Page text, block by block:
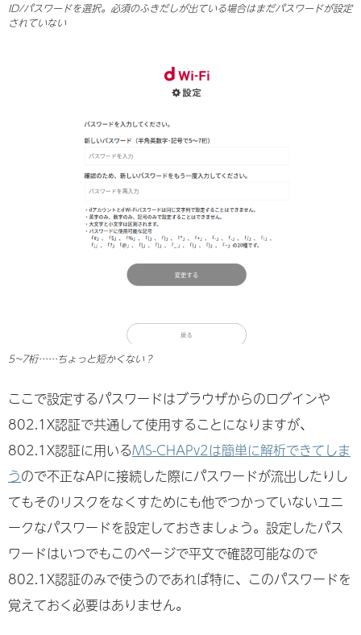
ID/パスワードを選択。必須のふきだしが出ている場合はまだパスワードが設定
されていない
5~7桁……ちょっと短かくない？
ここで設定するパスワードはブラウザからのログインや
802.1X認証で共通して使用することになりますが、
802.1X認証に用いるMS-CHAPv2は簡単に解析できてしま
うので不正なAPに接続した際にパスワードが流出したりし
てもそのリスクをなくすためにも他でつかっていないユニ
ークなパスワードを設定しておきましょう。設定したパス
ワードはいつでもこのページで平文で確認可能なので
802.1X認証のみで使うのであれば特に、このパスワードを
覚えておく必要はありません。